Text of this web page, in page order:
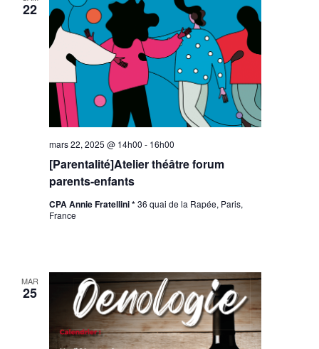
22
[Parentalité]Atelier théâtre forum
parents-enfants
mars 22, 2025 @ 14h00 - 16h00
CPA Annie Fratellini *36 quai de la Rapée, Paris,
France
MAR
25